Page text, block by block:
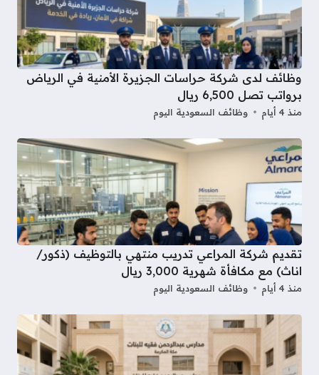
وظائف لدى شركة حراسات الجزيرة الأمنية في الرياض
برواتب تصل 6,500 ريال
منذ 4 أيام وظائف السعودية اليوم
تقديم شركة المراعي تدريب منتهي بالتوظيف (ذكور/
اناث) مع مكافأة شهرية 3,000 ريال
منذ 4 أيام وظائف السعودية اليوم